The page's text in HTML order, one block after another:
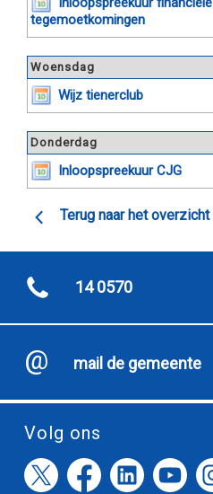
tegemoetkomingen
Woensdag
Wijz tienerclub
Donderdag
Inloopspreekuur CJG
Terug naar het overzicht
14 0570
mail de gemeente
Volg ons